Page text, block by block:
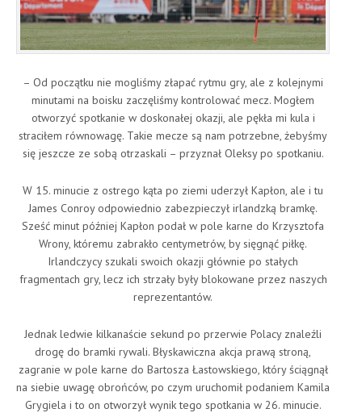
– Od początku nie mogliśmy złapać rytmu gry, ale z kolejnymi
minutami na boisku zaczęliśmy kontrolować mecz. Mogłem
otworzyć spotkanie w doskonałej okazji, ale pękła mi kula i
straciłem równowagę. Takie mecze są nam potrzebne, żebyśmy
się jeszcze ze sobą otrzaskali – przyznał Oleksy po spotkaniu.
W 15. minucie z ostrego kąta po ziemi uderzył Kapłon, ale i tu
James Conroy odpowiednio zabezpieczył irlandzką bramkę.
Sześć minut później Kapłon podał w pole karne do Krzysztofa
Wrony, któremu zabrakło centymetrów, by sięgnąć piłkę.
Irlandczycy szukali swoich okazji głównie po stałych
fragmentach gry, lecz ich strzały były blokowane przez naszych
reprezentantów.
Jednak ledwie kilkanaście sekund po przerwie Polacy znaleźli
drogę do bramki rywali. Błyskawiczna akcja prawą stroną,
zagranie w pole karne do Bartosza Łastowskiego, który ściągnął
na siebie uwagę obrońców, po czym uruchomił podaniem Kamila
Grygiela i to on otworzył wynik tego spotkania w 26. minucie.